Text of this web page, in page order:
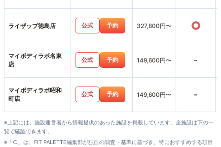
ライザップ徳島店 公式 予約 327,800円〜 ○
マイボディラボ名東
店
公式 予約 149,600円〜 -
マイボディラボ昭和
町店
公式 予約 149,600円〜 -
※上記には、施設運営者から情報提供のあった施設を掲載しています。全施設は下の一
覧で確認できます。
※「○」は、FIT PALETTE編集部が独自の調査・基準に基づき、特におすすめする項目